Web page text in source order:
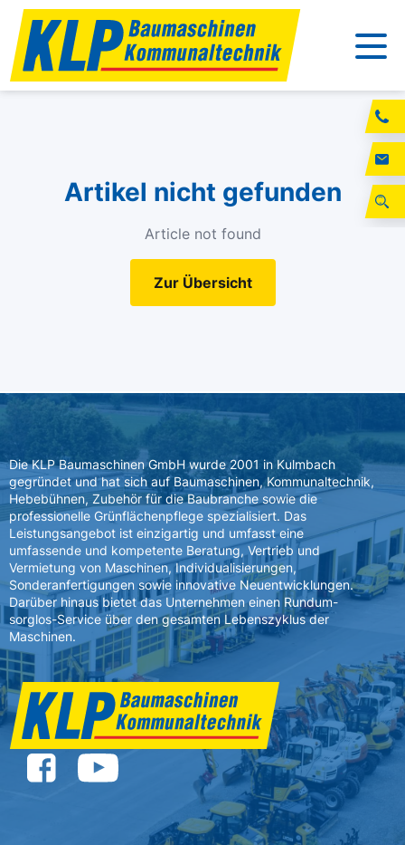
Artikel nicht gefunden
Article not found
Zur Übersicht
Die KLP Baumaschinen GmbH wurde 2001 in Kulmbach
gegründet und hat sich auf Baumaschinen, Kommunaltechnik,
Hebebühnen, Zubehör für die Baubranche sowie die
professionelle Grünflächenpflege spezialisiert. Das
Leistungsangebot ist einzigartig und umfasst eine
umfassende und kompetente Beratung, Vertrieb und
Vermietung von Maschinen, Individualisierungen,
Sonderanfertigungen sowie innovative Neuentwicklungen.
Darüber hinaus bietet das Unternehmen einen Rundum-
sorglos-Service über den gesamten Lebenszyklus der
Maschinen.